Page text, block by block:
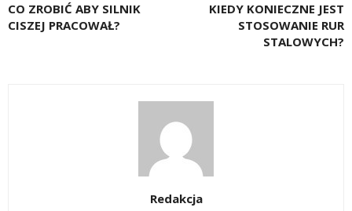
CO ZROBIĆ ABY SILNIK
CISZEJ PRACOWAŁ?
KIEDY KONIECZNE JEST
STOSOWANIE RUR
STALOWYCH?
Redakcja